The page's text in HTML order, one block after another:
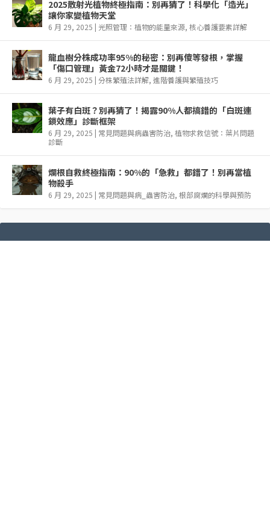
2025散射光植物終極指南：別再猜了！科學化「造光」
讓你家變植物天堂
6 月 29, 2025 | 光照管理：植物的能量來源, 核心養護要素詳解
龍血樹分株成功率95%的秘密：別再傻等發根，掌握
「傷口管理」黃金72小時才是關鍵！
6 月 29, 2025 | 分株繁殖法詳解, 進階養護與繁殖技巧
葉子有白斑？別再猜了！揭露90%人都搞錯的「白斑連
鎖效應」診斷框架
6 月 29, 2025 | 常見問題與病蟲害防治, 植物求救信號：葉片問題
診斷
爛根自救終極指南：90%的「急救」都錯了！別再當植
物殺手
6 月 29, 2025 | 常見問題與病_蟲害防治, 根部腐爛的科學與預防